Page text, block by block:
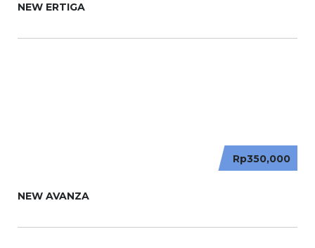
NEW ERTIGA
Rp350,000
NEW AVANZA